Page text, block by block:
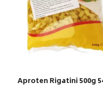
Aproten Rigatini 500g